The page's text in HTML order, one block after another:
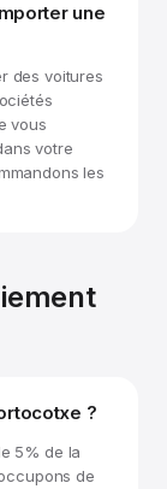
une
des voitures
vous
votre
les
?
5% de la
de